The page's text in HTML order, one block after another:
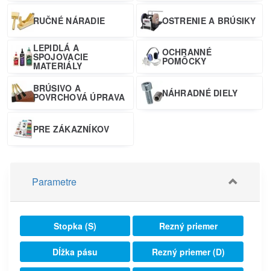
RUČNÉ NÁRADIE OSTRENIE A BRÚSIKY
LEPIDLÁ A
SPOJOVACIE
MATERIÁLY
OCHRANNÉ
POMÔCKY
BRÚSIVO A
POVRCHOVÁ ÚPRAVA NÁHRADNÉ DIELY
PRE ZÁKAZNÍKOV
Parametre
Stopka (S) Rezný priemer
Dĺžka pásu Rezný priemer (D)